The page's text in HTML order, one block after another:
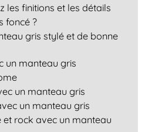
les finitions et les détails
foncé ?
gris stylé et de bonne
un manteau gris
un manteau gris
un manteau gris
rock avec un manteau